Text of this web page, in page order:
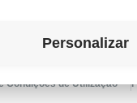
Condições de Utilização
Personalizar